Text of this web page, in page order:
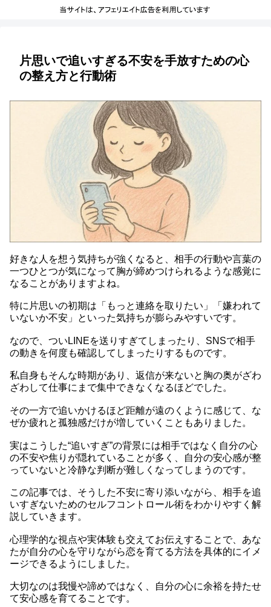
片思いで追いすぎる不安を手放すための心
の整え方と行動術
好きな人を想う気持ちが強くなると、相手の行動や言葉の
一つひとつが気になって胸が締めつけられるような感覚に
なることがありますよね。
特に片思いの初期は「もっと連絡を取りたい」「嫌われて
いないか不安」といった気持ちが膨らみやすいです。
なので、ついLINEを送りすぎてしまったり、SNSで相手
の動きを何度も確認してしまったりするものです。
私自身もそんな時期があり、返信が来ないと胸の奥がざわ
ざわして仕事にまで集中できなくなるほどでした。
その一方で追いかけるほど距離が遠のくように感じて、な
ぜか疲れと孤独感だけが増していくこともありました。
実はこうした“追いすぎ”の背景には相手ではなく自分の心
の不安や焦りが隠れていることが多く、自分の安心感が整
っていないと冷静な判断が難しくなってしまうのです。
この記事では、そうした不安に寄り添いながら、相手を追
いすぎないためのセルフコントロール術をわかりやすく解
説していきます。
心理学的な視点や実体験も交えてお伝えすることで、あな
たが自分の心を守りながら恋を育てる方法を具体的にイメ
ージできるようにしました。
大切なのは我慢や諦めではなく、自分の心に余裕を持たせ
て安心感を育てることです。